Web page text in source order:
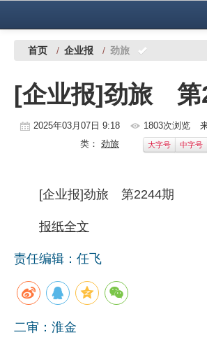
中国有色金属报社主办 广告服务
铜镍铅锌
铝
党建工作
企业文化
首页 / 企业报 / 劲旅
[企业报]劲旅 第
2025年03月07日 9:18 1803次浏览
类： 劲旅 大字号 中字号
[企业报]劲旅 第2244期
报纸全文
责任编辑：任飞
二审：淮金